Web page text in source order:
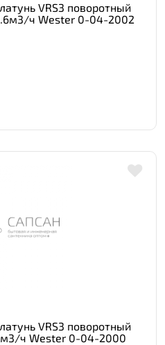
VRS3 поворотный
ч Wester 0-04-2002
VRS3 поворотный
ч Wester 0-04-2000